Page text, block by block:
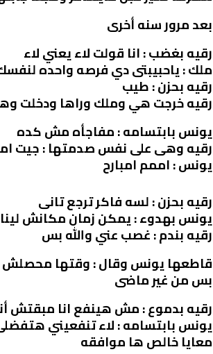
بعد مرور سنه أخرى
رقيه بغضب : انا قولت لاء يعني لاء
ملك : ياحبيبتى دي فرصه واحده
رقيه بحزن : طيب
رقيه خرجت هي وملك وراها ودخلت
يونس بابتسامه : مفاجأه مش كده
رقيه وهى على نفس صدمتها : جيت
يونس : اممم امبارح
رقيه بحزن : لسه فاكر ترجع تانى
يونس بهدوء : يمكن زمان مكانش
رقيه بندم : غصب عني والله بس
قاطعها يونس وقال : وقتها محصلش
بس من غير ماضى
رقيه بدموع : مش هينفع انا مبقتش
يونس بابتسامه : لاء تنفعيني
معايا خالص ها موافقه